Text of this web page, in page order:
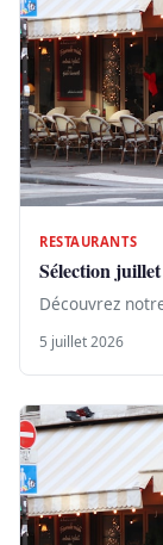
RESTAURANTS
Sélection
Découvrez
5 juillet 2026